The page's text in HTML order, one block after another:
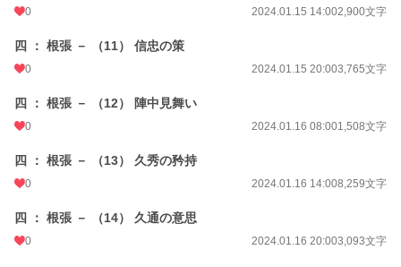
0 2024.01.15 14:002,900文字
四 ： 根張 － （11） 信忠の策
0 2024.01.15 20:003,765文字
四 ： 根張 － （12） 陣中見舞い
0 2024.01.16 08:001,508文字
四 ： 根張 － （13） 久秀の矜持
0 2024.01.16 14:008,259文字
四 ： 根張 － （14） 久通の意思
0 2024.01.16 20:003,093文字